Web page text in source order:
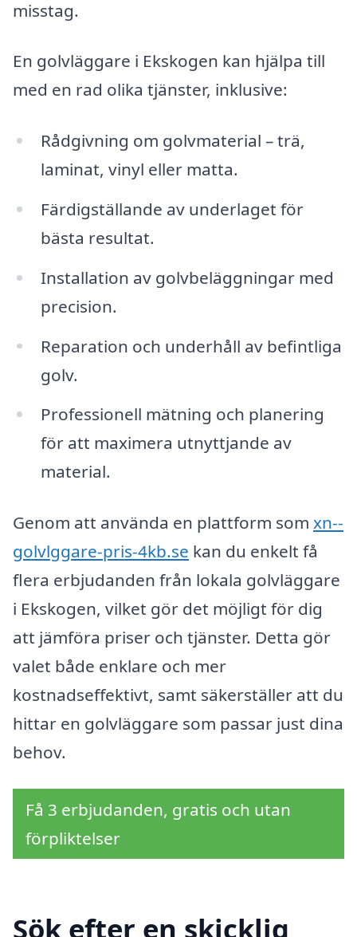
misstag.
En golvläggare i Ekskogen kan hjälpa till
med en rad olika tjänster, inklusive:
Rådgivning om golvmaterial – trä,
laminat, vinyl eller matta.
Färdigställande av underlaget för
bästa resultat.
Installation av golvbeläggningar med
precision.
Reparation och underhåll av befintliga
golv.
Professionell mätning och planering
för att maximera utnyttjande av
material.
Genom att använda en plattform som xn--
golvlggare-pris-4kb.se kan du enkelt få
flera erbjudanden från lokala golvläggare
i Ekskogen, vilket gör det möjligt för dig
att jämföra priser och tjänster. Detta gör
valet både enklare och mer
kostnadseffektivt, samt säkerställer att du
hittar en golvläggare som passar just dina
behov.
Få 3 erbjudanden, gratis och utan
förpliktelser
Sök efter en skicklig